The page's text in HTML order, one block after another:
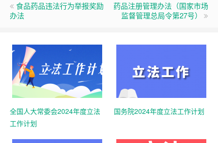
食品药品违法行为举报奖励
办法
药品注册管理办法（国家市场
监督管理总局令第27号）
全国人大常委会2024年度立法
工作计划
国务院2024年度立法工作计划